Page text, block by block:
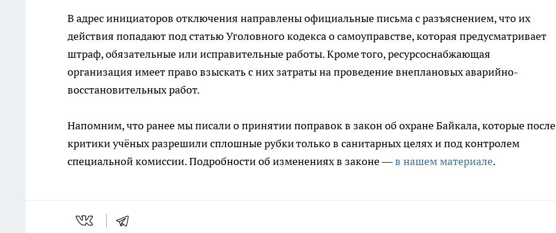
В адрес инициаторов отключения направлены официальные письма с разъяснением, что их
действия попадают под статью Уголовного кодекса о самоуправстве, которая предусматривает
штраф, обязательные или исправительные работы. Кроме того, ресурсоснабжающая
организация имеет право взыскать с них затраты на проведение внеплановых аварийно-
восстановительных работ.
Напомним, что ранее мы писали о принятии поправок в закон об охране Байкала, которые после
критики учёных разрешили сплошные рубки только в санитарных целях и под контролем
специальной комиссии. Подробности об изменениях в законе —в нашем материале.